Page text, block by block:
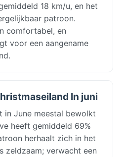
18 km/u, en het
patroon.
comfortabel, en
voor een aangename
In juni
in June meestal bewolkt
heeft gemiddeld 69%
herhaalt zich in het
zeldzaam; verwacht een